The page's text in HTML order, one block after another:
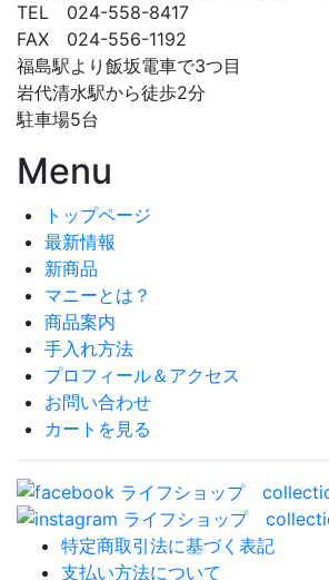
TEL 024-558-8417
FAX 024-556-1192
福島駅より飯坂電車で3つ目
岩代清水駅から徒歩2分
駐車場5台
Menu
トップページ
最新情報
新商品
マニーとは？
商品案内
手入れ方法
プロフィール＆アクセス
お問い合わせ
カートを見る
特定商取引法に基づく表記
支払い方法について